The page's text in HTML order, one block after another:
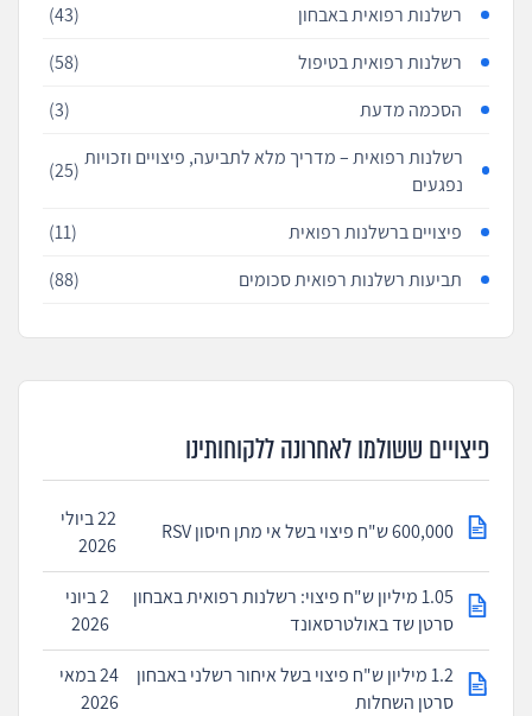
רשלנות רפואית באבחון
(43)
רשלנות רפואית בטיפול
(58)
הסכמה מדעת
(3)
רשלנות רפואית – מדריך מלא לתביעה, פיצויים וזכויות
נפגעים
(25)
פיצויים ברשלנות רפואית
(11)
תביעות רשלנות רפואית סכומים
(88)
פיצויים ששולמו לאחרונה ללקוחותינו
600,000 ש"ח פיצוי בשל אי מתן חיסון RSV
22 ביולי
2026
1.05 מיליון ש"ח פיצוי: רשלנות רפואית באבחון
סרטן שד באולטרסאונד
2 ביוני
2026
1.2 מיליון ש"ח פיצוי בשל איחור רשלני באבחון
סרטן השחלות
24 במאי
2026